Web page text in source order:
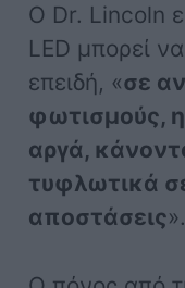
Ο Dr. Lincoln
LED μπορεί
επειδή, «σε
φωτισμούς,
αργά,
τυφλωτικά
αποστάσεις».